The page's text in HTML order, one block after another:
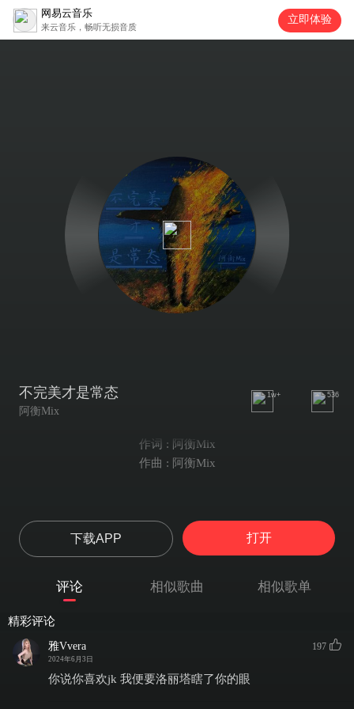
网易云音乐
来云音乐，畅听无损音质
立即体验
不完美才是常态
阿衡Mix
1w+ 536
作词 : 阿衡Mix
作曲 : 阿衡Mix
下载APP 打开
评论 相似歌曲 相似歌单
精彩评论
雅Vvera
2024年6月3日
197
你说你喜欢jk 我便要洛丽塔瞎了你的眼